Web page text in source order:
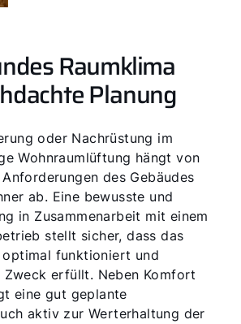
Raumklima
Planung
oder Nachrüstung im
Wohnraumlüftung hängt von
des Gebäudes
ab. Eine bewusste und
in Zusammenarbeit mit einem
stellt sicher, dass das
funktioniert und
erfüllt. Neben Komfort
eine gut geplante
aktiv zur Werterhaltung der